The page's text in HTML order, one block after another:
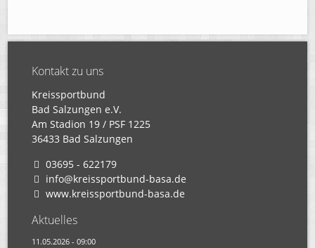
Kontakt zu uns
Kreissportbund
Bad Salzungen e.V.
Am Stadion 19 / PSF 1225
36433 Bad Salzungen
03695 - 622179
info@kreissportbund-basa.de
www.kreissportbund-basa.de
Aktuelles
11.05.2026 - 09:00